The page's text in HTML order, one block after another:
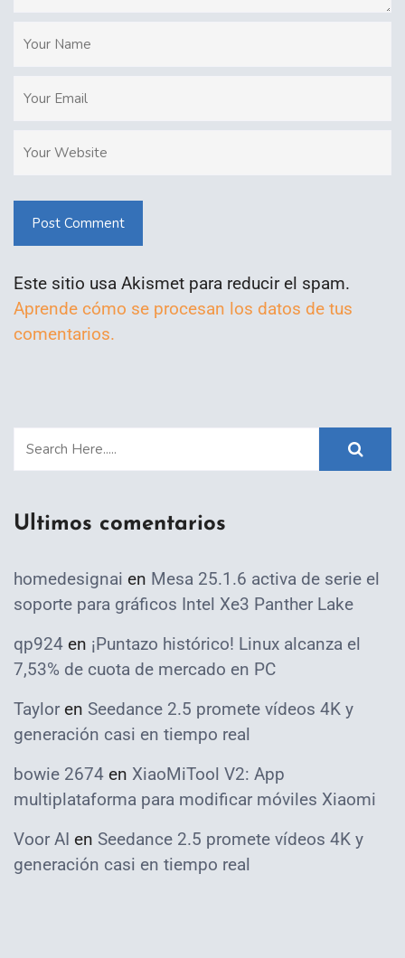
Post Comment
Este sitio usa Akismet para reducir el spam.
Aprende cómo se procesan los datos de tus
comentarios.
Ultimos comentarios
homedesignai en Mesa 25.1.6 activa de serie el
soporte para gráficos Intel Xe3 Panther Lake
qp924 en ¡Puntazo histórico! Linux alcanza el
7,53% de cuota de mercado en PC
Taylor en Seedance 2.5 promete vídeos 4K y
generación casi en tiempo real
bowie 2674 en XiaoMiTool V2: App
multiplataforma para modificar móviles Xiaomi
Voor AI en Seedance 2.5 promete vídeos 4K y
generación casi en tiempo real